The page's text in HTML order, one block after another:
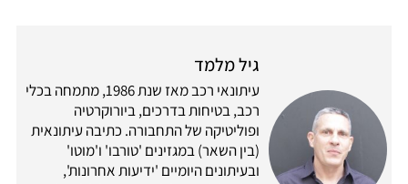
גיל מלמד
עיתונאי רכב מאז שנת 1986, מתמחה בכלי
רכב, בטיחות בדרכים, ביורוקרטיה
ופוליטיקה של התחבורה. כתיבה עיתונאית
(בין השאר) במגזינים 'טורבו' ו'מוטו'
ובעיתונים היומיים 'ידיעות אחרונות',